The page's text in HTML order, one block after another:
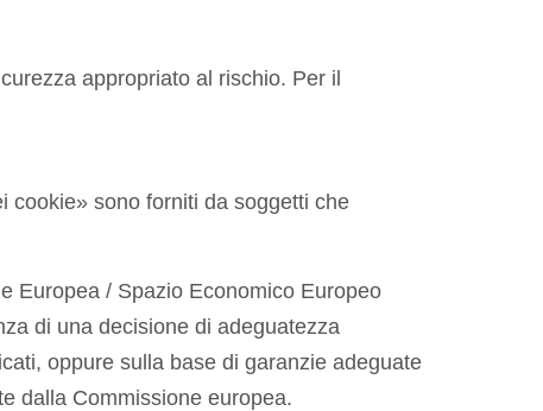
appropriato al rischio. Per il
cookie» sono forniti da soggetti che
Europea / Spazio Economico Europeo
di una decisione di adeguatezza
oppure sulla base di garanzie adeguate
dalla Commissione europea.